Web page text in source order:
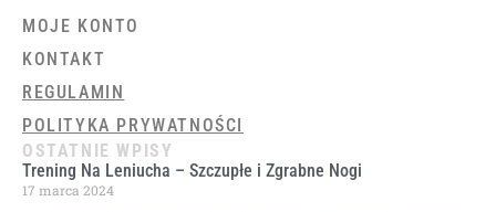
MOJE KONTO
KONTAKT
REGULAMIN
POLITYKA PRYWATNOŚCI
OSTATNIE WPISY
Trening Na Leniucha – Szczupłe i Zgrabne Nogi
17 marca 2024